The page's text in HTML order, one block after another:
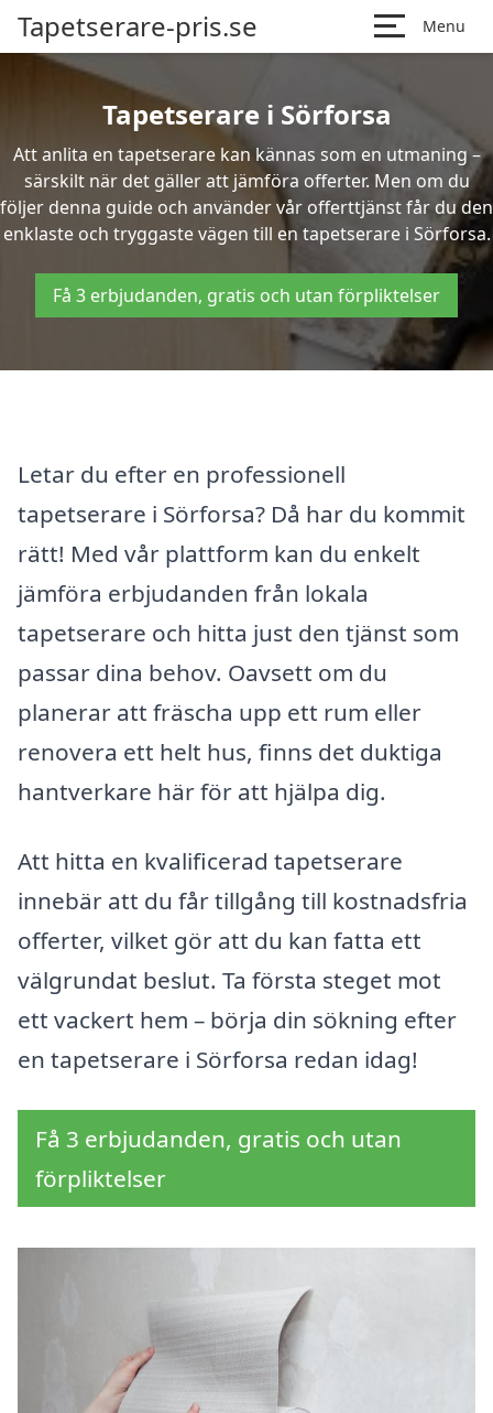
Tapetserare-pris.se Menu
Tapetserare i Sörforsa
Att anlita en tapetserare kan kännas som en utmaning –
särskilt när det gäller att jämföra offerter. Men om du
följer denna guide och använder vår offerttjänst får du den
enklaste och tryggaste vägen till en tapetserare i Sörforsa.
Få 3 erbjudanden, gratis och utan förpliktelser
Letar du efter en professionell
tapetserare i Sörforsa? Då har du kommit
rätt! Med vår plattform kan du enkelt
jämföra erbjudanden från lokala
tapetserare och hitta just den tjänst som
passar dina behov. Oavsett om du
planerar att fräscha upp ett rum eller
renovera ett helt hus, finns det duktiga
hantverkare här för att hjälpa dig.
Att hitta en kvalificerad tapetserare
innebär att du får tillgång till kostnadsfria
offerter, vilket gör att du kan fatta ett
välgrundat beslut. Ta första steget mot
ett vackert hem – börja din sökning efter
en tapetserare i Sörforsa redan idag!
Få 3 erbjudanden, gratis och utan
förpliktelser